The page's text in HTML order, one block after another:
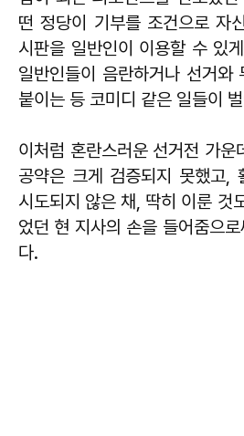
떤 정당이 기부를 조건으로 자
시판을 일반인이 이용할 수 있
일반인들이 음란하거나 선거와
붙이는 등 코미디 같은 일들이
이처럼 혼란스러운 선거전 가운
공약은 크게 검증되지 못했고,
시도되지 않은 채, 딱히 이룬 것
었던 현 지사의 손을 들어줌으
다.